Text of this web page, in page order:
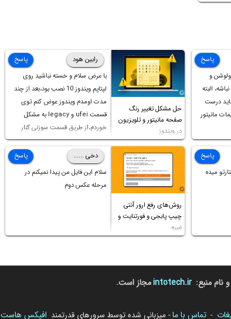
و
البته
درست
مانیتور
پاسخ
حل مشکل تغییر رنگ
صفحه مانیتور و تلویزیون
در ویندوز
رابین هود
با عرض سلام و خسته نباشید روی
لپتاپم ویندوز 10 نصب بود،بعد از چند
مدت اومدم ویندوز عوض کنم توی
قسمت ufei و legacy به مشکل
خوردم،از طریق قسمت سوزنی کنار
پورت هندزفری ،بوت رو ریست کردم و
خوشبختانه ویندوز جدید رو نصب
کردم،اما متاسفانه بانصب تمامی
درایورهای لپتاپ،بازهم نور و رنگ
صفحه چه موقع کار چه موقع پخش
پاسخ
میده
پاسخ
روش‌های رفع ارور آنتی
چیپ پابجی و فورتنایت و
غیره
دخی ......
سلام این فایل من پیدا نمیکنم در
مرحله عکس دوم
پاسخ
نام منبع: intotech.irمجاز است.
- تماس با ما- میزبانی شده توسط سرورهای قدرتمند افیکس هاست